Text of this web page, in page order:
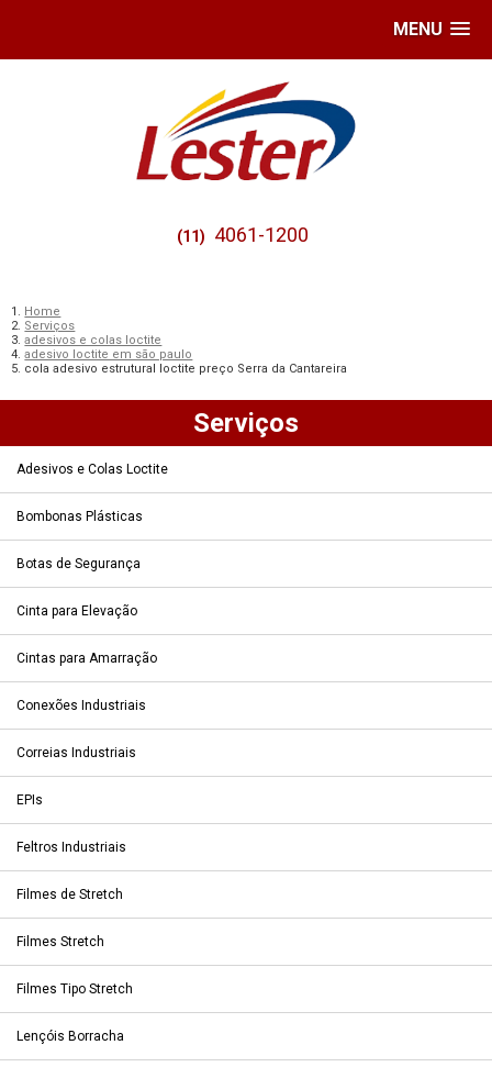
MENU
(11) 4061-1200
Home
Serviços
adesivos e colas loctite
adesivo loctite em são paulo
cola adesivo estrutural loctite preço Serra da Cantareira
Serviços
Adesivos e Colas Loctite
Bombonas Plásticas
Botas de Segurança
Cinta para Elevação
Cintas para Amarração
Conexões Industriais
Correias Industriais
EPIs
Feltros Industriais
Filmes de Stretch
Filmes Stretch
Filmes Tipo Stretch
Lençóis Borracha